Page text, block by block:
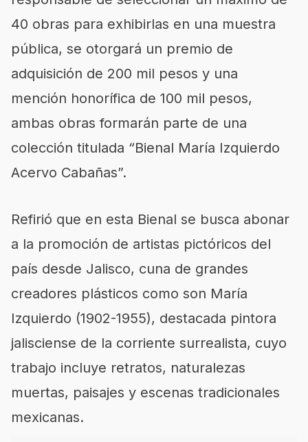
40 obras para exhibirlas en una muestra
pública, se otorgará un premio de
adquisición de 200 mil pesos y una
mención honorífica de 100 mil pesos,
ambas obras formarán parte de una
colección titulada “Bienal María Izquierdo
Acervo Cabañas”.
Refirió que en esta Bienal se busca abonar
a la promoción de artistas pictóricos del
país desde Jalisco, cuna de grandes
creadores plásticos como son María
Izquierdo (1902-1955), destacada pintora
jalisciense de la corriente surrealista, cuyo
trabajo incluye retratos, naturalezas
muertas, paisajes y escenas tradicionales
mexicanas.